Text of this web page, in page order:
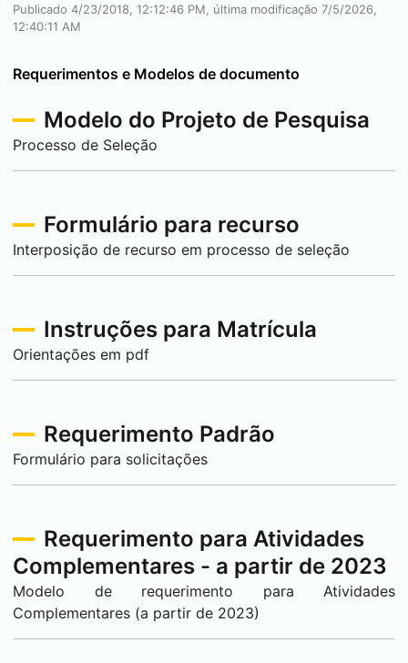
Publicado 4/23/2018, 12:12:46 PM, última modificação 7/5/2026,
12:40:11 AM
Requerimentos e Modelos de documento
Modelo do Projeto de Pesquisa
Processo de Seleção
Formulário para recurso
Interposição de recurso em processo de seleção
Instruções para Matrícula
Orientações em pdf
Requerimento Padrão
Formulário para solicitações
Requerimento para Atividades
Complementares - a partir de 2023
Modelo de requerimento para Atividades
Complementares (a partir de 2023)